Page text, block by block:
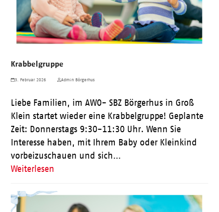
Krabbelgruppe
3. Februar 2026 Admin Börgerhus
Liebe Familien, im AWO- SBZ Börgerhus in Groß
Klein startet wieder eine Krabbelgruppe! Geplante
Zeit: Donnerstags 9:30-11:30 Uhr. Wenn Sie
Interesse haben, mit Ihrem Baby oder Kleinkind
vorbeizuschauen und sich…
Weiterlesen